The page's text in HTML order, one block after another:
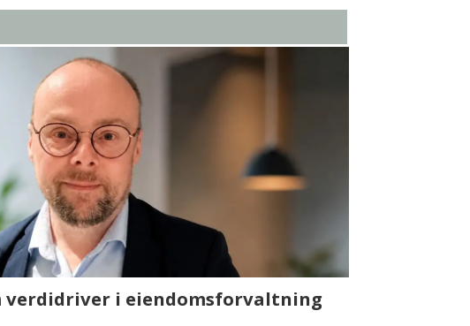
Eiendom holder leietakerne